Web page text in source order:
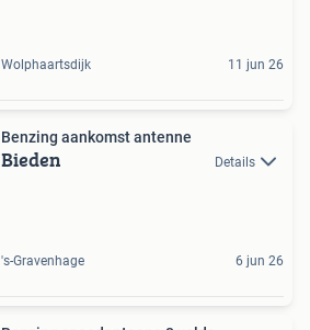
Wolphaartsdijk 11 jun 26
Benzing aankomst antenne
Bieden Details
's-Gravenhage 6 jun 26